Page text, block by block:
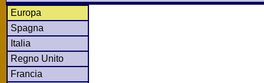
Europa
Spagna
Italia
Regno Unito
Francia